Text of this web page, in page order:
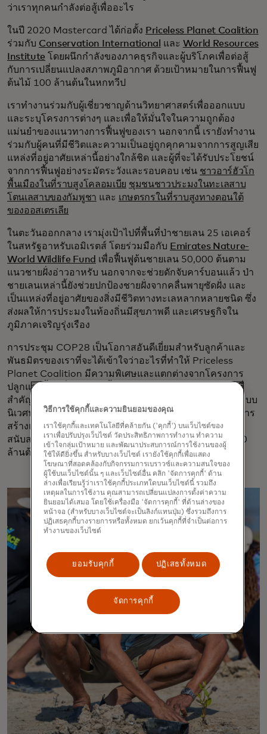
ว่าเราทุกคนกำลังต่อสู้เพื่ออะไร
ในปี 2020 Mastercard ได้ก่อตั้ง Priceless Planet Coalition
ร่วมกับ Conservation International และ World Resources
Institute โดยผนึกกำลังของภาคธุรกิจและผู้บริโภคเพื่อต่อสู้
กับการเปลี่ยนแปลงสภาพภูมิอากาศ ด้วยเป้าหมายในการฟื้นฟู
ต้นไม้ 100 ล้านต้นในหกทวีป
เราทำงานร่วมกับผู้เชี่ยวชาญด้านวิทยาศาสตร์เพื่อออกแบบ
และระบุโครงการต่างๆ และเพื่อให้มั่นใจในความถูกต้อง
แม่นยำของแนวทางการฟื้นฟูของเรา นอกจากนี้ เรายังทำงาน
ร่วมกับผู้คนที่มีชีวิตและความเป็นอยู่ถูกคุกคามจากการสูญเสีย
แหล่งที่อยู่อาศัยเหล่านี้อย่างใกล้ชิด และผู้ที่จะได้รับประโยชน์
จากการฟื้นฟูอย่างระมัดระวังและรอบคอบ เช่น ชาวอาร์ฮัวโก
พื้นเมืองในที่ราบสูงโคลอมเบีย ชุมชนชาวประมงในทะเลสาบ
โตนเลสาบของกัมพูชา และ เกษตรกรในที่ราบสูงทางตอนใต้
ของออสเตรเลีย
ในตะวันออกกลาง เรามุ่งเป้าไปที่พื้นที่ป่าชายเลน 25 เอเคอร์
ในสหรัฐอาหรับเอมิเรตส์ โดยร่วมมือกับ Emirates Nature-
World Wildlife Fund เพื่อฟื้นฟูต้นชายเลน 50,000 ต้นตาม
แนวชายฝั่งอ่าวอาหรับ นอกจากจะช่วยดักจับคาร์บอนแล้ว ป่า
ชายเลนเหล่านี้ยังช่วยปกป้องชายฝั่งจากคลื่นพายุซัดฝั่ง และ
เป็นแหล่งที่อยู่อาศัยของสิ่งมีชีวิตทางทะเลหลากหลายชนิด ซึ่ง
ส่งผลให้การประมงในท้องถิ่นมีสุขภาพดี และเศรษฐกิจใน
ภูมิภาคเจริญรุ่งเรือง
การประชุม COP28 เป็นโอกาสอันดีเยี่ยมสำหรับลูกค้าและ
พันธมิตรของเราที่จะได้เข้าใจว่าอะไรที่ทำให้ Priceless
Planet Coalition มีความพิเศษและแตกต่างจากโครงการ
ปลูกและฟื้นฟูอื่นๆ ในวันนี้ พวกเขาได้สัมผัสกับระบบนิเวศที่
สำคัญด้วยตนเอง และมีส่วนร่วมในการสร้างอนาคตของระบบ
นิเวศนั้นด้วยการปลูกต้นกล้าโกงกาง เป้าหมายของเราคือการ
สร้างแรงบันดาลใจให้พวกเขาริเริ่มแคมเปญของตนเองเพื่อ
สนับสนุนเป้าหมายของกลุ่มพันธมิตรในการฟื้นฟูต้นไม้ 100
ล้านต้น
วิธีการใช้คุกกี้และความยินยอมของคุณ
เราใช้คุกกี้และเทคโนโลยีที่คล้ายกัน ('คุกกี้') บนเว็บไซต์ของ
เราเพื่อปรับปรุงเว็บไซต์ วัดประสิทธิภาพการทำงาน ทำความ
เข้าใจกลุ่มเป้าหมาย และพัฒนาประสบการณ์การใช้งานของผู้
ใช้ให้ดียิ่งขึ้น สำหรับบางเว็บไซต์ เรายังใช้คุกกี้เพื่อแสดง
โฆษณาที่สอดคล้องกับกิจกรรมการเบราวซ์และความสนใจของ
ผู้ใช้บนเว็บไซต์นั้น ๆ และเว็บไซต์อื่น คลิก 'จัดการคุกกี้' ด้าน
ล่างเพื่อเรียนรู้ว่าเราใช้คุกกี้ประเภทใดบนเว็บไซต์นี้ รวมถึง
เหตุผลในการใช้งาน คุณสามารถเปลี่ยนแปลงการตั้งค่าความ
ยินยอมได้เสมอ โดยใช้เครื่องมือ 'จัดการคุกกี้' ที่ด้านล่างของ
หน้าจอ (สำหรับบางเว็บไซต์จะเป็นลิงก์แทนปุ่ม) ซึ่งรวมถึงการ
ปฏิเสธคุกกี้บางรายการหรือทั้งหมด ยกเว้นคุกกี้ที่จำเป็นต่อการ
ทำงานของเว็บไซต์
ยอมรับคุกกี้ ปฏิเสธทั้งหมด
จัดการคุกกี้